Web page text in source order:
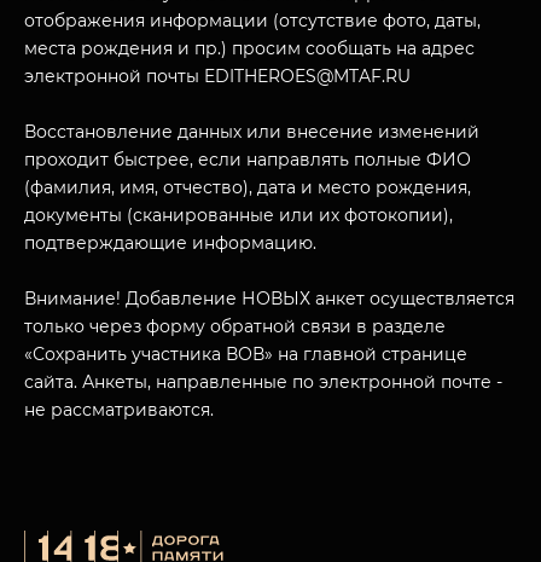
ПОСЕТИТЕЛЯМ
О НАС
НАЗАД
отображения информации (отсутствие фото, даты,
места рождения и пр.) просим сообщать на адрес
электронной почты EDITHEROES@MTAF.RU
Восстановление данных или внесение изменений
проходит быстрее, если направлять полные ФИО
(фамилия, имя, отчество), дата и место рождения,
документы (сканированные или их фотокопии),
подтверждающие информацию.
Внимание! Добавление НОВЫХ анкет осуществляется
только через форму обратной связи в разделе
«Сохранить участника ВОВ» на главной странице
сайта. Анкеты, направленные по электронной почте -
не рассматриваются.